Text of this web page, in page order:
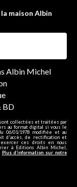
maison Albin
Albin Michel
BD
collectées et traitées par
au format digital si vous le
06/01/1978 modifiée et au
d'accès, de rectification et
exercer ces droits en nous
à Editions Albin Michel,
Plus d’information sur notre